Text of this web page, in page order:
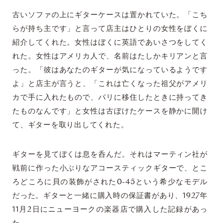
古いソファの上にギターケースは置かれていた。「こち
らが持ち主です」と言って店主はひとりの女性をぼくに
紹介してくれた。女性はぼくに英語であいさつをしてく
れた。女性はアメリカ人で、名前はたしかキリアンと言
った。「彼はあなたのギターが気になっているようです
よ」と店主が言うと、「これは亡くなった祖父がアメリ
カで手に入れたもので、パリに移住したときに持ってき
たものなんです」と女性は古ぼけたケースを静かに開け
て、ギターを取り出してくれた。
ギターを見てぼくは息を呑んだ。それはマーティン社が
戦前に作った小ぶりなアコースティックギターで、とこ
ろどころに貝の装飾がされた0-45という希少なモデル
だった。ギターと一緒に購入時の保証書があり、1927年
11月2日にニューヨークの楽器店で購入した記録があっ